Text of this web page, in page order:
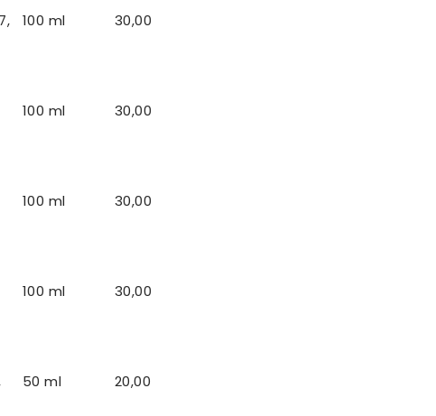
100 ml 30,00
100 ml 30,00
100 ml 30,00
100 ml 30,00
50 ml 20,00